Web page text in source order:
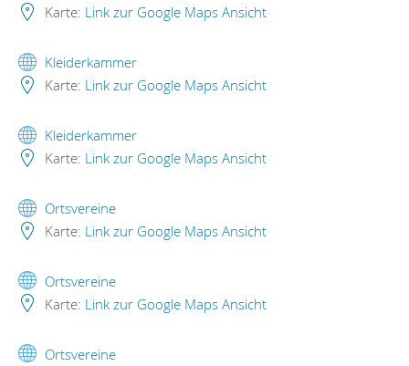
Karte: Link zur Google Maps Ansicht
Kleiderkammer
Karte: Link zur Google Maps Ansicht
Kleiderkammer
Karte: Link zur Google Maps Ansicht
Ortsvereine
Karte: Link zur Google Maps Ansicht
Ortsvereine
Karte: Link zur Google Maps Ansicht
Ortsvereine